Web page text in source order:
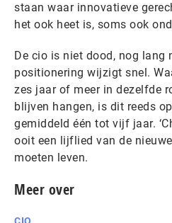
staan waar innovatieve
het ook heet is, soms ook
De cio is niet dood, nog lang
positionering wijzigt snel.
zes jaar of meer in dezelfde
blijven hangen, is dit reeds
gemiddeld één tot vijf jaar.
ooit een lijflied van de
moeten leven.
Meer over